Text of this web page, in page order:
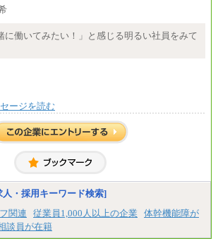
とがあります
シエイト職
235,000円
験、能力を考慮の上、当社規定により優遇
己成長支援金(10,000円）を含む
途、Workstyle支援金(月額4,000円）
に働いてみたい！」と感じる明るい社員をみて
ージを読む
・採用キーワード検索]
関連 従業員1,000人以上の企業
体幹機能障が
談員が在籍